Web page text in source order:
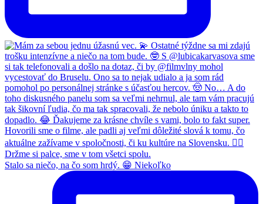
Stalo sa niečo, na čo som hrdý. 😁 Niekoľko